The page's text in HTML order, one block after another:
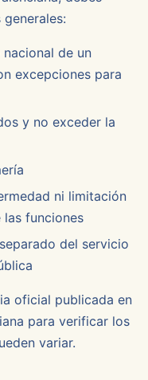
de un
excepciones para
y no exceder la
ni limitación
las funciones
del servicio
oficial publicada en
para verificar los
variar.